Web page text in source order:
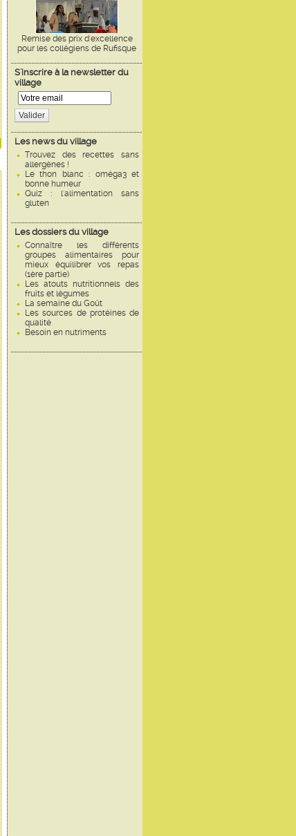
Remise des prix d'excellence
pour les collégiens de Rufisque
S'inscrire à la newsletter du
village
Valider
Les news du village
Trouvez des recettes sans
allergènes !
Le thon blanc : oméga3 et
bonne humeur
Quiz : l'alimentation sans
gluten
Les dossiers du village
Connaître les différents
groupes alimentaires pour
mieux équilibrer vos repas
(1ère partie)
Les atouts nutritionnels des
fruits et légumes
La semaine du Goût
Les sources de protéines de
qualité
Besoin en nutriments